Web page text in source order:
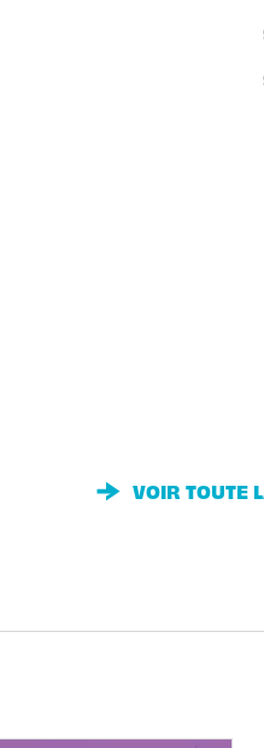
VOIR TOUTE